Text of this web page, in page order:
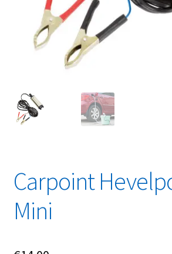
Linkpartners
My account
Overzicht
Carpoint
Mini